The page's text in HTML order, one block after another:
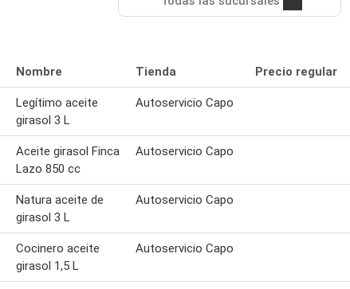
Nombre Tienda Precio regular
Legítimo aceite
girasol 3 L
Autoservicio Capo
Aceite girasol Finca
Lazo 850 cc
Autoservicio Capo
Natura aceite de
girasol 3 L
Autoservicio Capo
Cocinero aceite
girasol 1,5 L
Autoservicio Capo